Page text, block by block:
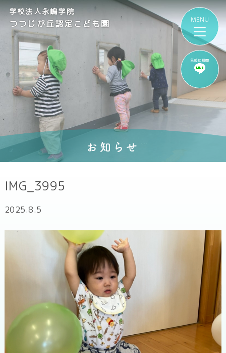
気軽に質問
学校法人永嶋学院
つつじが丘認定こども園
お知らせ
IMG_3995
2025.8.5